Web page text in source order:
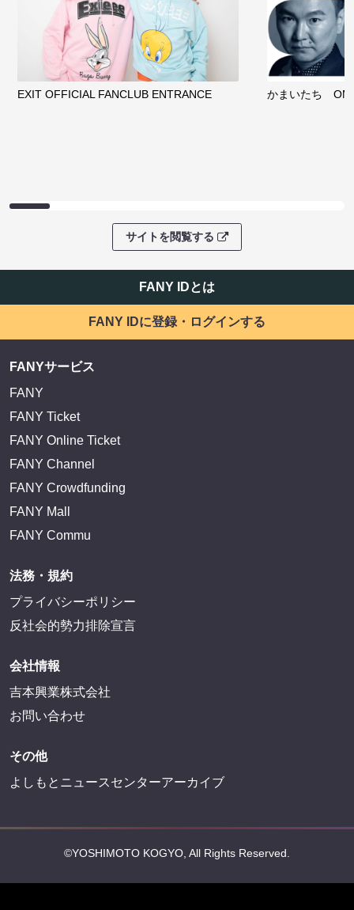
EXIT OFFICIAL FANCLUB ENTRANCE かまいたち
サイトを閲覧する
FANY IDとは
FANY IDに登録・ログインする
FANYサービス
FANY
FANY Ticket
FANY Online Ticket
FANY Channel
FANY Crowdfunding
FANY Mall
FANY Commu
法務・規約
プライバシーポリシー
反社会的勢力排除宣言
会社情報
吉本興業株式会社
お問い合わせ
その他
よしもとニュースセンターアーカイブ
©YOSHIMOTO KOGYO, All Rights Reserved.